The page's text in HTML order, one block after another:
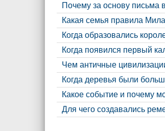
Почему за основу письма
Какая семья правила
Когда образовались
Когда появился первый
Чем античные
Когда деревья были
Какое событие и почему
Для чего создавались